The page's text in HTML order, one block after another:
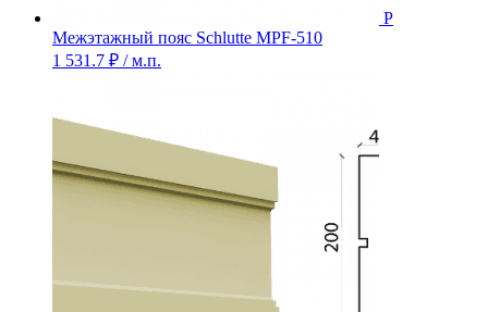
Межэтажный пояс Schlutte MPF-510
1 531.7 ₽ / м.п.